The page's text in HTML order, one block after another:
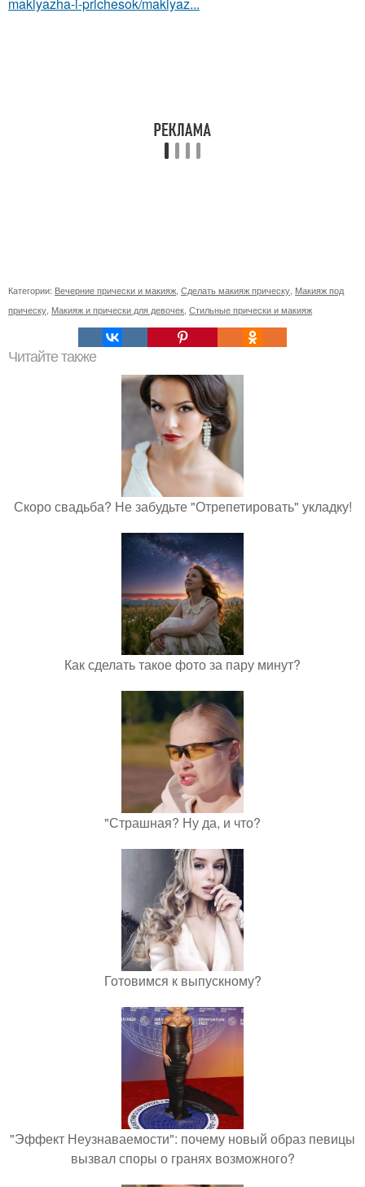
makiyazha-i-prichesok/makiyaz...
Категории: Вечерние прически и макияж Сделать макияж прическу Макияж под
прическу Макияж и прически для девочек Стильные прически и макияж
Читайте также
Скоро свадьба? Не забудьте "Отрепетировать" укладку!
Как сделать такое фото за пару минут?
"Страшная? Ну да, и что?
Готовимся к выпускному?
"Эффект Неузнаваемости": почему новый образ певицы
вызвал споры о гранях возможного?